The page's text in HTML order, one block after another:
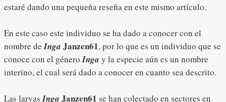
estaré dando una pequeña reseña en este mismo artículo.
En este caso este individuo se ha dado a conocer con el
nombre deInga Janzen61, por lo que es un individuo que se
conoce con el géneroInga y la especie aún es un nombre
interino, el cual será dado a conocer en cuanto sea descrito.
Las larvasInga Janzen61 se han colectado en sectores en